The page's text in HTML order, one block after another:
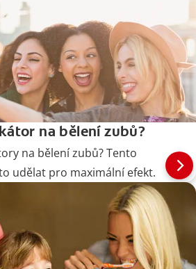
na bělení zubů?
na bělení zubů? Tento
udělat pro maximální efekt.